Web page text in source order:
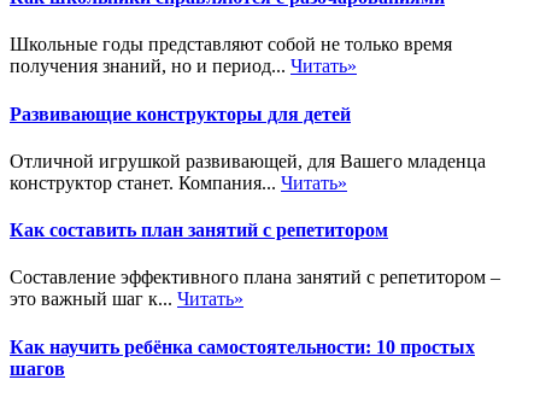
Школьные годы представляют собой не только время
получения знаний, но и период... Читать»
Развивающие конструкторы для детей
Отличной игрушкой развивающей, для Вашего младенца
конструктор станет. Компания... Читать»
Как составить план занятий с репетитором
Составление эффективного плана занятий с репетитором –
это важный шаг к... Читать»
Как научить ребёнка самостоятельности: 10 простых
шагов